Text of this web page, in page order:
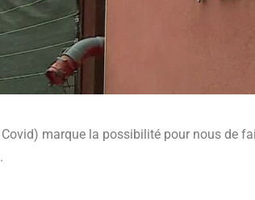
marque la possibilité pour nous de